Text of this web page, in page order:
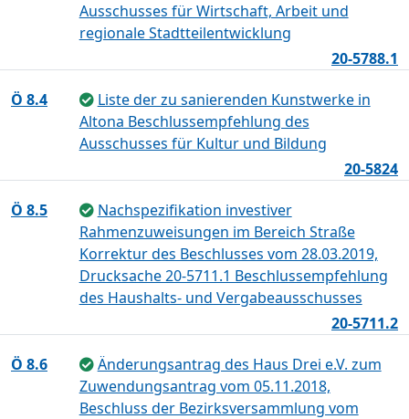
Ausschusses für Wirtschaft, Arbeit und
regionale Stadtteilentwicklung
20-5788.1
Ö 8.4
Liste der zu sanierenden Kunstwerke in
Altona Beschlussempfehlung des
Ausschusses für Kultur und Bildung
20-5824
Ö 8.5
Nachspezifikation investiver
Rahmenzuweisungen im Bereich Straße
Korrektur des Beschlusses vom 28.03.2019,
Drucksache 20-5711.1 Beschlussempfehlung
des Haushalts- und Vergabeausschusses
20-5711.2
Ö 8.6
Änderungsantrag des Haus Drei e.V. zum
Zuwendungsantrag vom 05.11.2018,
Beschluss der Bezirksversammlung vom